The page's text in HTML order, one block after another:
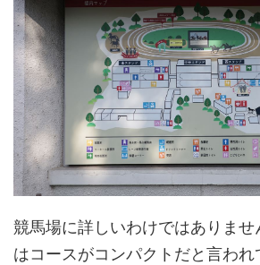
競馬場に詳しいわけではありま
はコースがコンパクトだと言われ